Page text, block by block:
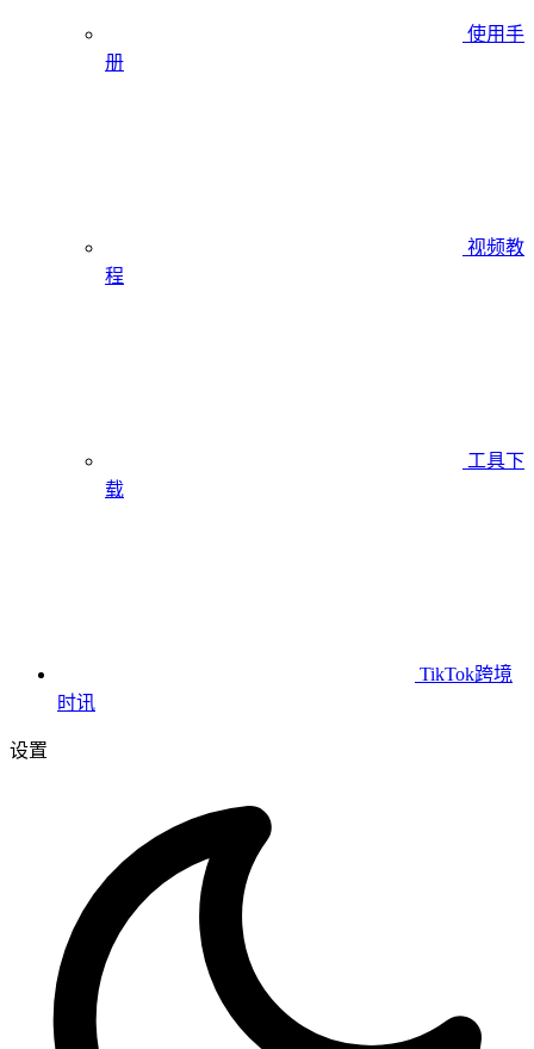
使用手
册
视频教
程
工具下
载
TikTok跨境
时讯
设置